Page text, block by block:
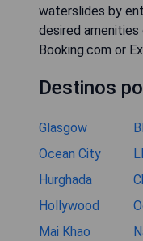
waterslides by
desired
Booking.com or
Destinos
Glasgow
Ocean City
Hurghada
Hollywood
Mai Khao